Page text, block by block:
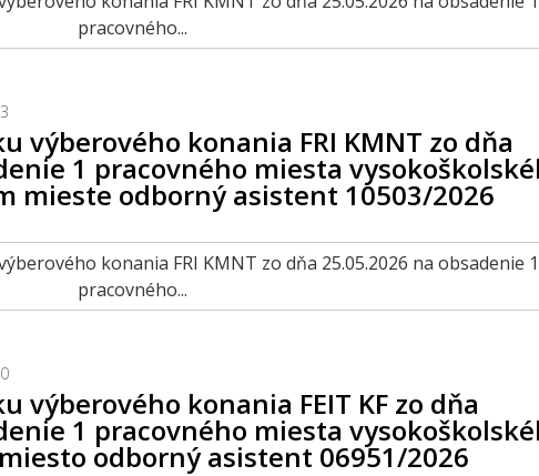
pracovného...
výberového konania FRI KMNT zo dňa
1 pracovného miesta
mieste odborný asistent 10503/2026
konania FRI KMNT zo dňa 25.05.2026 na obsadenie 1
pracovného...
výberového konania FEIT KF zo dňa
1 pracovného miesta
odborný asistent 06951/2026